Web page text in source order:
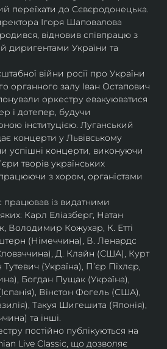
переїхати до Сєвєродонецька.
Ігоря Шаповалова
відновив співпрацю з
диригентами України та
війни росії про України
органного залу Іван Остапович
оркестру евакуюватися
і дотепер, будучи
інституцією. Луганський
концерти у Львівському
успішні концерти, виконуючи
творів українських
з хором, органістами
працював із видатними
Карл Еліазберг, Натан
Володимир Кожухар, К. Етті
(Німеччина), В. Ленардс
Д. Клайн (США), Курт
(Україна), П’єр Піхлєр,
Богдан Пущак (Україна),
Вінстон Фогель (США),
Такуя Шигешита (Японія),
та інші.
постійно публікуються на
Live Classic, що дозволяє